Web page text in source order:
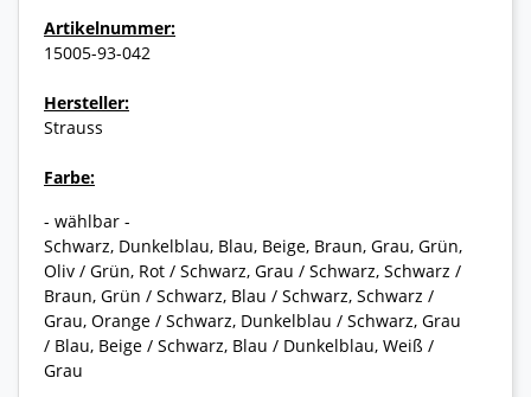
Artikelnummer:
15005-93-042
Hersteller:
Strauss
Farbe:
- wählbar -
Schwarz, Dunkelblau, Blau, Beige, Braun, Grau, Grün,
Oliv / Grün, Rot / Schwarz, Grau / Schwarz, Schwarz /
Braun, Grün / Schwarz, Blau / Schwarz, Schwarz /
Grau, Orange / Schwarz, Dunkelblau / Schwarz, Grau
/ Blau, Beige / Schwarz, Blau / Dunkelblau, Weiß /
Grau